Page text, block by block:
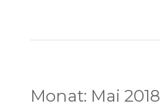
Monat: Mai 2018